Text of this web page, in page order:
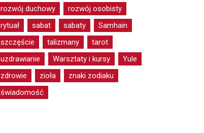
rozwój duchowy
rozwój osobisty
rytuał
sabat sabaty
Samhain
szczęście
talizmany
tarot
uzdrawianie
Warsztaty i kursy
Yule
zdrowie
zioła
znaki zodiaku
świadomość